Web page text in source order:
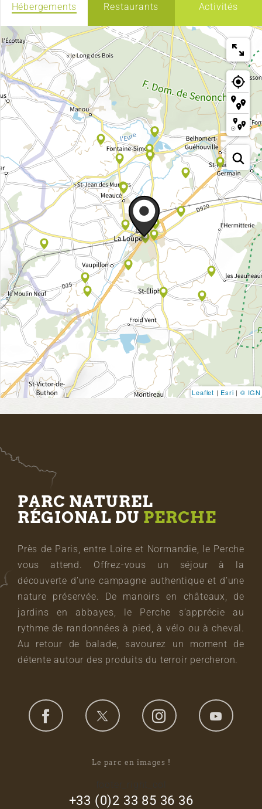
Hébergements Restaurants Activités
Leaflet | Esri | © IGN
PARC NATUREL
RÉGIONAL DU PERCHE
Près de Paris, entre Loire et Normandie, le Perche
vous attend. Offrez-vous un séjour à la
découverte d’une campagne authentique et d’une
nature préservée. De manoirs en châteaux, de
jardins en abbayes, le Perche s’apprécie au
rythme de randonnées à pied, à vélo ou à cheval.
Au retour de balade, savourez un moment de
détente autour des produits du terroir percheron.
Le parc en images !
+33 (0)2 33 85 36 36